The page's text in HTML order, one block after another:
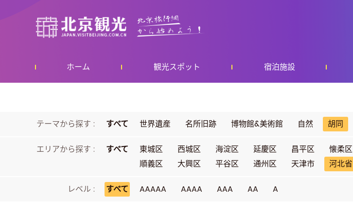
ホーム 観光スポット 宿泊施設
テーマから探す : すべて 世界遺産 名所旧跡 博物館&美術館 自然 胡同
エリアから探す : すべて 東城区 西城区 海淀区 延慶区 昌平区 懐柔区
順義区
大興区 平谷区 通州区 天津市 河北省
レベル : すべて AAAAA AAAA AAA AA A